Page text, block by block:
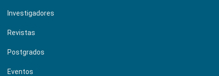
Investigadores
Revistas
Postgrados
Eventos